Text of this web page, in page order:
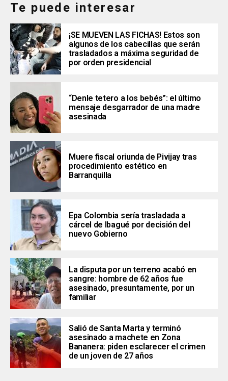
Te puede interesar
¡SE MUEVEN LAS FICHAS! Estos son
algunos de los cabecillas que serán
trasladados a máxima seguridad de
por orden presidencial
“Denle tetero a los bebés”: el último
mensaje desgarrador de una madre
asesinada
Muere fiscal oriunda de Pivijay tras
procedimiento estético en
Barranquilla
Epa Colombia sería trasladada a
cárcel de Ibagué por decisión del
nuevo Gobierno
La disputa por un terreno acabó en
sangre: hombre de 62 años fue
asesinado, presuntamente, por un
familiar
Salió de Santa Marta y terminó
asesinado a machete en Zona
Bananera: piden esclarecer el crimen
de un joven de 27 años